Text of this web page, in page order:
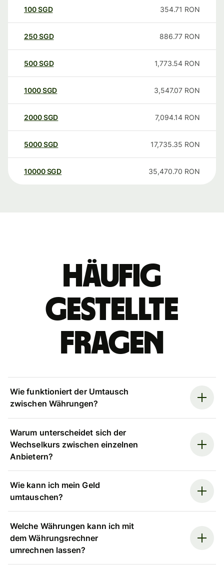
100SGD 354.71 RON
250SGD 886.77 RON
500SGD 1,773.54 RON
1000SGD 3,547.07 RON
2000SGD 7,094.14 RON
5000SGD 17,735.35 RON
10000 SGD 35,470.70 RON
Häufig
gestellte
Fragen
Wie funktioniert der Umtausch
zwischen Währungen?
Warum unterscheidet sich der
Wechselkurs zwischen einzelnen
Anbietern?
Wie kann ich mein Geld
umtauschen?
Welche Währungen kann ich mit
dem Währungsrechner
umrechnen lassen?